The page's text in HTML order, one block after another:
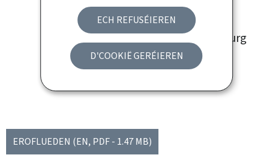
ECH REFUSÉIEREN
D'COOKIË GERÉIEREN
About... Festivals and
Traditions in Luxembourg
Sprooch(en) Englesch
EROFLUEDEN (EN, PDF - 1.47 MB)